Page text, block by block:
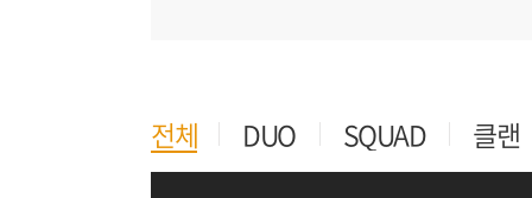
전체 DUO SQUAD 클랜